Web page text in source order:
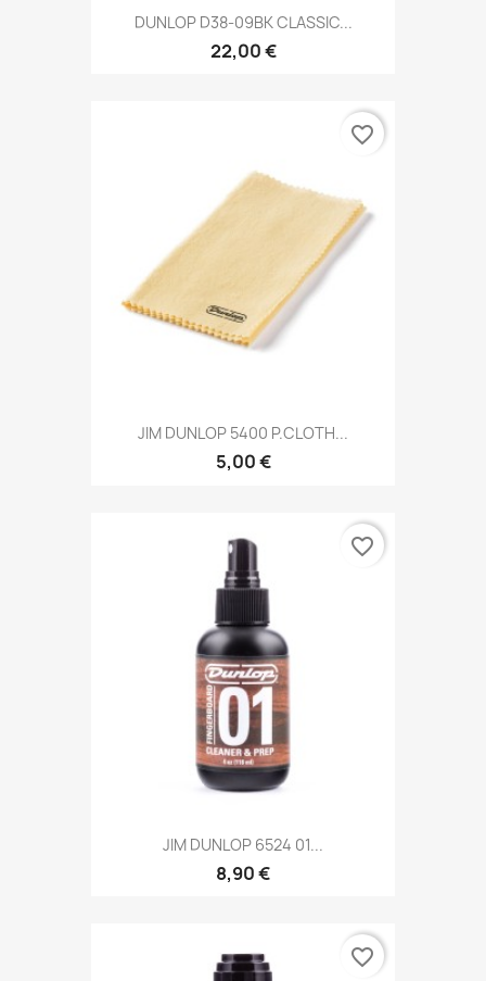
DUNLOP D38-09BK CLASSIC...
22,00 €
JIM DUNLOP 5400 P.CLOTH...
5,00 €
favorite_border
JIM DUNLOP 6524 01...
8,90 €
favorite_border
favorite_border